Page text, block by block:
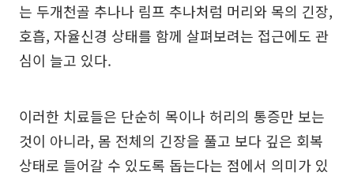
는 두개천골 추나나 림프 추나처럼 머리와 목의 긴장,
호흡, 자율신경 상태를 함께 살펴보려는 접근에도 관
심이 늘고 있다.
이러한 치료들은 단순히 목이나 허리의 통증만 보는
것이 아니라, 몸 전체의 긴장을 풀고 보다 깊은 회복
상태로 들어갈 수 있도록 돕는다는 점에서 의미가 있